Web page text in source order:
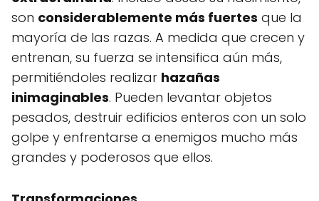
son considerablemente más fuertes que la
mayoría de las razas. A medida que crecen y
entrenan, su fuerza se intensifica aún más,
permitiéndoles realizar hazañas
inimaginables. Pueden levantar objetos
pesados, destruir edificios enteros con un solo
golpe y enfrentarse a enemigos mucho más
grandes y poderosos que ellos.